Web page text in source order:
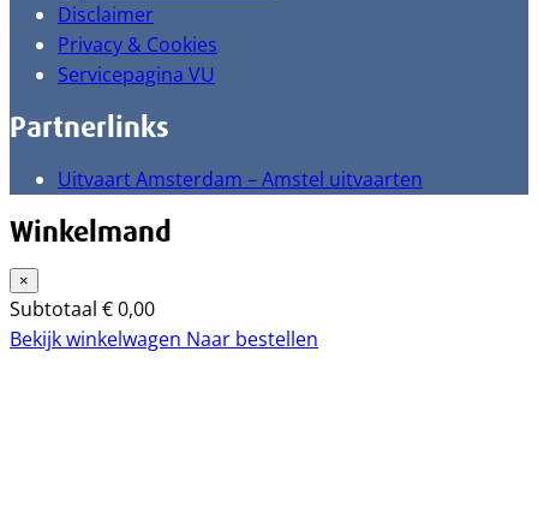
Disclaimer
Privacy & Cookies
Servicepagina VU
Partnerlinks
Uitvaart Amsterdam – Amstel uitvaarten
Winkelmand
×
Subtotaal €0,00
Bekijk winkelwagen Naar bestellen